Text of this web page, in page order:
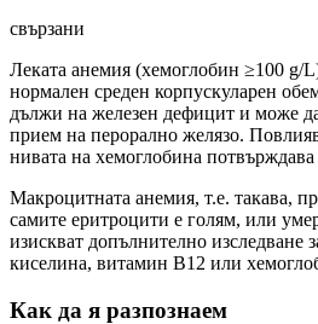
свързани
Леката анемия (хемоглобин ≥100 g/
нормален среден корпускуларен
дължи на железен дефицит и може
прием на перорално желязо.
нивата на хемоглобина потвърждава
Макроцитната анемия, т.е. такава,
самите еритроцити е голям, или
изискват допълнително изследване
киселина, витамин B12 или
Как да я разпознаем